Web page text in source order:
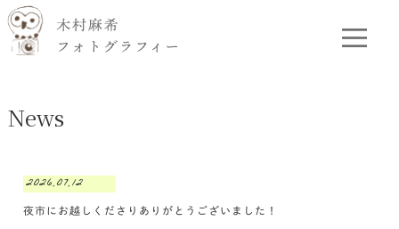
News
2026.07.12
夜市にお越しくださりありがとうございました！